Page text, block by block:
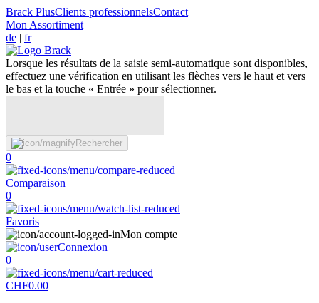
Brack PlusClients professionnelsContact
Mon Assortiment
de | fr
Lorsque les résultats de la saisie semi-automatique sont disponibles,
effectuez une vérification en utilisant les flèches vers le haut et vers
le bas et la touche « Entrée » pour sélectionner.
Rechercher
0
Comparaison
0
Favoris
Mon compte
Connexion
0
CHF0.00